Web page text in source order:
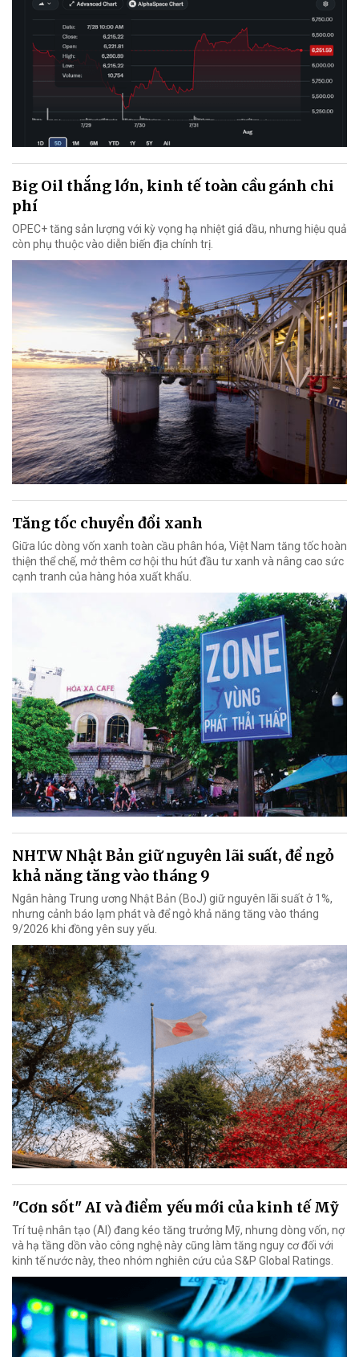
Big Oil thắng lớn, kinh tế toàn cầu gánh chi
phí
OPEC+ tăng sản lượng với kỳ vọng hạ nhiệt giá dầu, nhưng hiệu quả
còn phụ thuộc vào diễn biến địa chính trị.
Tăng tốc chuyển đổi xanh
Giữa lúc dòng vốn xanh toàn cầu phân hóa, Việt Nam tăng tốc hoàn
thiện thể chế, mở thêm cơ hội thu hút đầu tư xanh và nâng cao sức
cạnh tranh của hàng hóa xuất khẩu.
NHTW Nhật Bản giữ nguyên lãi suất, để ngỏ
khả năng tăng vào tháng 9
Ngân hàng Trung ương Nhật Bản (BoJ) giữ nguyên lãi suất ở 1%,
nhưng cảnh báo lạm phát và để ngỏ khả năng tăng vào tháng
9/2026 khi đồng yên suy yếu.
"Cơn sốt" AI và điểm yếu mới của kinh tế Mỹ
Trí tuệ nhân tạo (AI) đang kéo tăng trưởng Mỹ, nhưng dòng vốn, nợ
và hạ tầng dồn vào công nghệ này cũng làm tăng nguy cơ đối với
kinh tế nước này, theo nhóm nghiên cứu của S&P Global Ratings.